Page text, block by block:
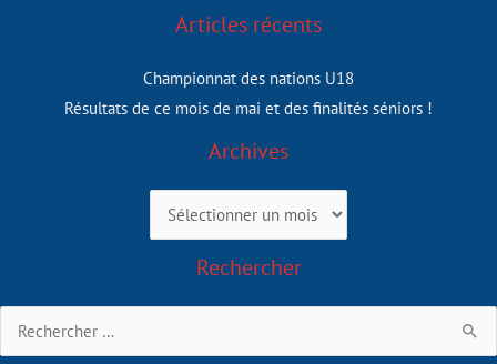
Articles récents
Championnat des nations U18
Résultats de ce mois de mai et des finalités séniors !
Archives
Rechercher
Rechercher :